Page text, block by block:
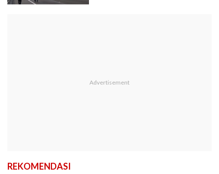
REKOMENDASI